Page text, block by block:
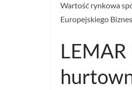
Wartość rynkowa
Europejskiego